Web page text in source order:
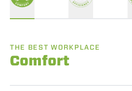
THE BEST WORKPLACE
Comfort